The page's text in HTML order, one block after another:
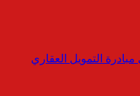
التمويل العقاري